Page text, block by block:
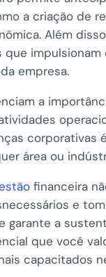
a criação de
Além
impulsionam
empresa.
a
corporativas
área ou
financeira
e
garante a
que você
capacitados